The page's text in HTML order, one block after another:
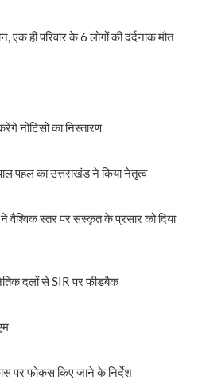
एक ही परिवार के 6 लोगों की दर्दनाक मौत
नोटिसों का निस्तारण
पहल का उत्तराखंड ने किया नेतृत्व
वैश्विक स्तर पर संस्कृत के प्रसार को दिया
दलों से SIR पर फीडबैक
पर फोकस किए जाने के निर्देश